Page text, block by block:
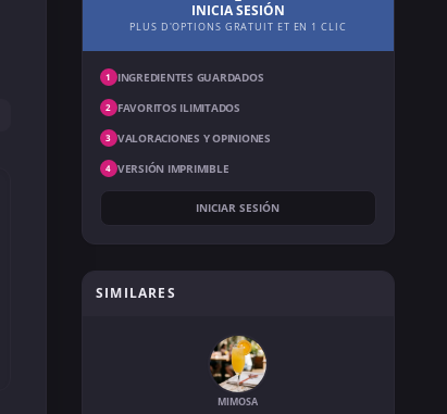
INICIA SESIÓN
PLUS D'OPTIONS GRATUIT ET EN 1 CLIC
1 INGREDIENTES GUARDADOS
2 FAVORITOS ILIMITADOS
3 VALORACIONES Y OPINIONES
4 VERSIÓN IMPRIMIBLE
INICIAR SESIÓN
SIMILARES
MIMOSA